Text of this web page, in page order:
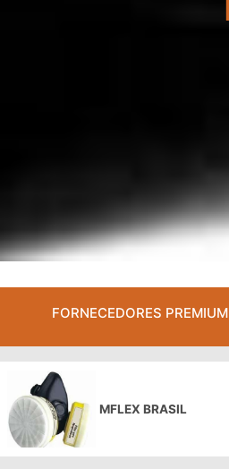
FORNECEDORES PREMIUM
MFLEX BRASIL